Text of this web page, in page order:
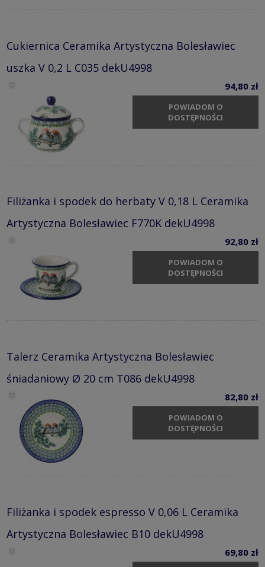
Cukiernica Ceramika Artystyczna Bolesławiec
uszka V 0,2 L C035 dekU4998
94,80 zł
POWIADOM O
DOSTĘPNOŚCI
Filiżanka i spodek do herbaty V 0,18 L Ceramika
Artystyczna Bolesławiec F770K dekU4998
92,80 zł
POWIADOM O
DOSTĘPNOŚCI
Talerz Ceramika Artystyczna Bolesławiec
śniadaniowy Ø 20 cm T086 dekU4998
82,80 zł
POWIADOM O
DOSTĘPNOŚCI
Filiżanka i spodek espresso V 0,06 L Ceramika
Artystyczna Bolesławiec B10 dekU4998
69,80 zł